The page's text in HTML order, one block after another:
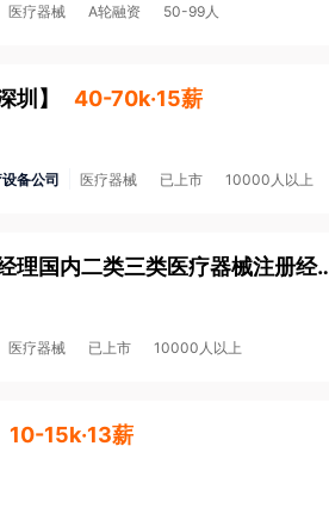
医疗器械 A轮融资 50-99人
圳 】 40-70k·15薪
备公司 医疗器械 已上市 10000人以上
南京医疗器械注册经理国
医疗器械 已上市 10000人以上
10-15k·13薪